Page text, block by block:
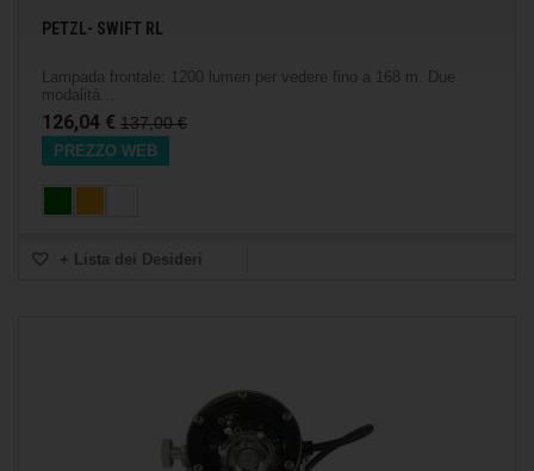
PETZL- SWIFT RL
Lampada frontale: 1200 lumen per vedere fino a 168 m. Due
modalità...
126,04 € 137,00 €
PREZZO WEB
+ Lista dei Desideri